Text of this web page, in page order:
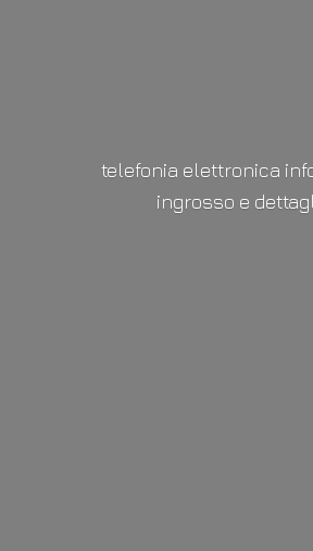
telefonia elettronica
ingrosso e